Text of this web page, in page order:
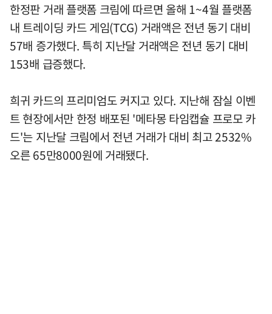
한정판 거래 플랫폼 크림에 따르면 올해 1~4월 플랫폼
내 트레이딩 카드 게임(TCG) 거래액은 전년 동기 대비
57배 증가했다. 특히 지난달 거래액은 전년 동기 대비
153배 급증했다.
희귀 카드의 프리미엄도 커지고 있다. 지난해 잠실 이벤
트 현장에서만 한정 배포된 '메타몽 타임캡슐 프로모 카
드'는 지난달 크림에서 전년 거래가 대비 최고 2532%
오른 65만8000원에 거래됐다.